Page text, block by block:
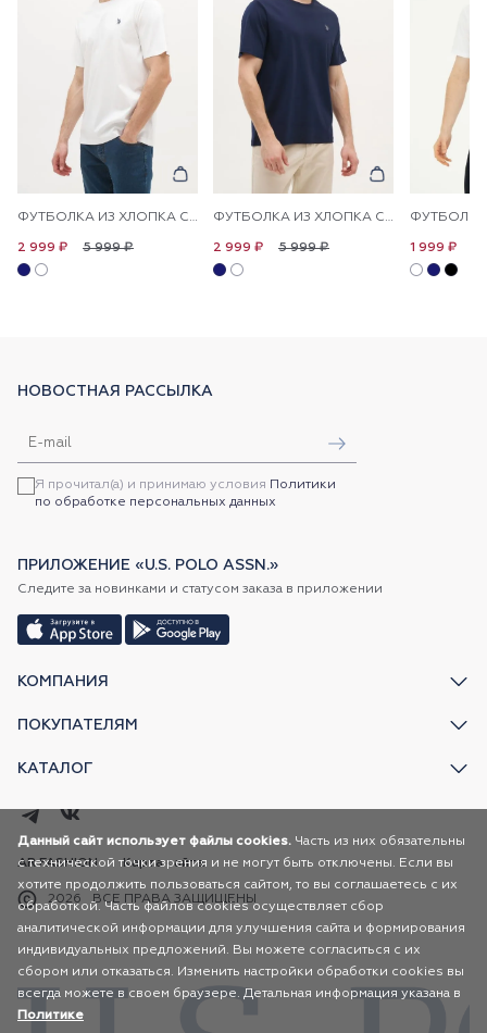
ФУТБОЛКА ИЗ ХЛОПКА С НАДПИСЬЮ
5 999 ₽
2 999 ₽
ФУТБОЛКА ИЗ ХЛОПКА С НАДПИСЬЮ
5 999 ₽
2 999 ₽ 1 999 ₽
КОМПАНИЯ
ПОКУПАТЕЛЯМ
КАТАЛОГ
НОВОСТНАЯ РАССЫЛКА
Я прочитал(а) и принимаю условия Политики
по обработке персональных данных
ПРИЛОЖЕНИЕ «U.S. POLO ASSN.»
Следите за новинками и статусом заказа в приложении
2026 ВСЕ ПРАВА ЗАЩИЩЕНЫ
AR FASHION Карта сайта
Данный сайт использует файлы cookies. Часть из них обязательны
с технической точки зрения и не могут быть отключены. Если вы
хотите продолжить пользоваться сайтом, то вы соглашаетесь с их
обработкой. Часть файлов cookies осуществляет сбор
аналитической информации для улучшения сайта и формирования
индивидуальных предложений. Вы можете согласиться с их
сбором или отказаться. Изменить настройки обработки cookies вы
всегда можете в своем браузере. Детальная информация указана в
Политике